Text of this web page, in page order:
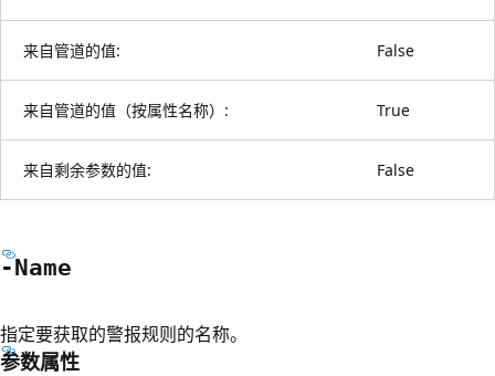
来自管道的值: False
来自管道的值（按属性名称）: True
来自剩余参数的值: False
-Name
指定要获取的警报规则的名称。
参数属性